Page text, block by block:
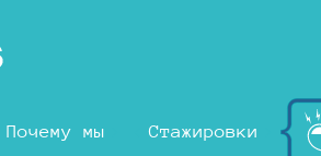
Почему мы Стажировки